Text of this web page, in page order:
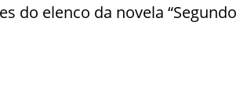
do elenco da novela “Segundo